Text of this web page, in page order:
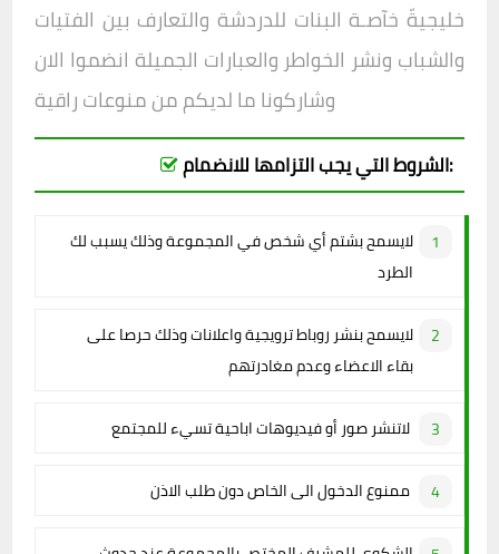
خليجيةّ خآصـة البنات للدردشة والتعارف بين الفتيات
والشباب ونشر الخواطر والعبارات الجميلة انضموا الان
الشروط التي يجب التزامها للانضمام:
لايسمح بشتم أي شخص في المجموعة وذلك يسبب لك
الطرد
لايسمح بنشر روباط ترويجية واعلانات وذلك حرصا على
بقاء الاعضاء وعدم مغادرتهم